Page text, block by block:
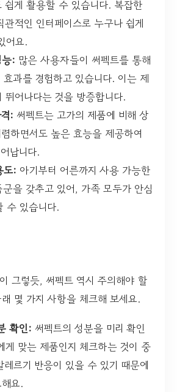
쉽게 활용할 수 있습니다. 복잡한
관적인 인터페이스로 누구나 쉽게
어요.
: 많은 사용자들이 써펙트를 통해
효과를 경험하고 있습니다. 이는 제
뛰어나다는 것을 방증합니다.
: 써펙트는 고가의 제품에 비해 상
하면서도 높은 효능을 제공하여
납니다.
도: 아기부터 어른까지 사용 가능한
을 갖추고 있어, 가족 모두가 안심
수 있습니다.
그렇듯, 써펙트 역시 주의해야 할
몇 가지 사항을 체크해 보세요.
확인: 써펙트의 성분을 미리 확인
게 맞는 제품인지 체크하는 것이 중
레르기 반응이 있을 수 있기 때문에
요.